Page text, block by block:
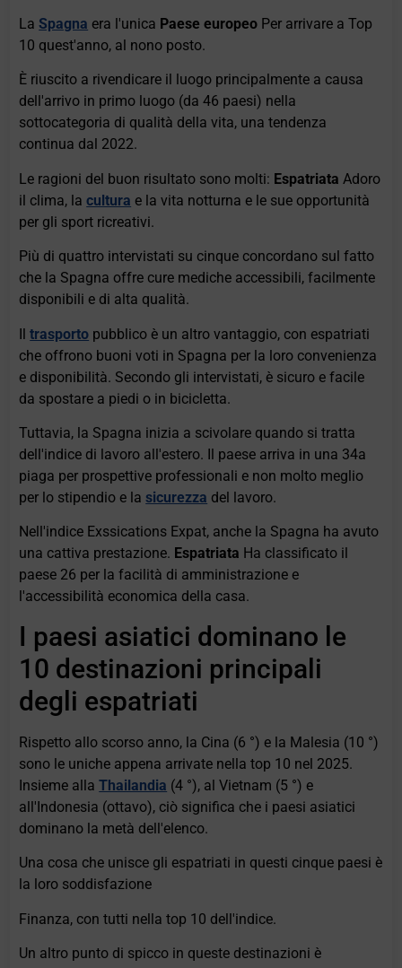
LaSpagna era l'unica Paese europeo Per arrivare a Top
10 quest'anno, al nono posto.
È riuscito a rivendicare il luogo principalmente a causa
dell'arrivo in primo luogo (da 46 paesi) nella
sottocategoria di qualità della vita, una tendenza
continua dal 2022.
Le ragioni del buon risultato sono molti: Espatriata Adoro
il clima, lacultura e la vita notturna e le sue opportunità
per gli sport ricreativi.
Più di quattro intervistati su cinque concordano sul fatto
che la Spagna offre cure mediche accessibili, facilmente
disponibili e di alta qualità.
Iltrasporto pubblico è un altro vantaggio, con espatriati
che offrono buoni voti in Spagna per la loro convenienza
e disponibilità. Secondo gli intervistati, è sicuro e facile
da spostare a piedi o in bicicletta.
Tuttavia, la Spagna inizia a scivolare quando si tratta
dell'indice di lavoro all'estero. Il paese arriva in una 34a
piaga per prospettive professionali e non molto meglio
per lo stipendio e lasicurezza del lavoro.
Nell'indice Exssications Expat, anche la Spagna ha avuto
una cattiva prestazione. Espatriata Ha classificato il
paese 26 per la facilità di amministrazione e
l'accessibilità economica della casa.
I paesi asiatici dominano le
10 destinazioni principali
degli espatriati
Rispetto allo scorso anno, la Cina (6 °) e la Malesia (10 °)
sono le uniche appena arrivate nella top 10 nel 2025.
Insieme allaThailandia (4 °), al Vietnam (5 °) e
all'Indonesia (ottavo), ciò significa che i paesi asiatici
dominano la metà dell'elenco.
Una cosa che unisce gli espatriati in questi cinque paesi è
la loro soddisfazione
Finanza, con tutti nella top 10 dell'indice.
Un altro punto di spicco in queste destinazioni è